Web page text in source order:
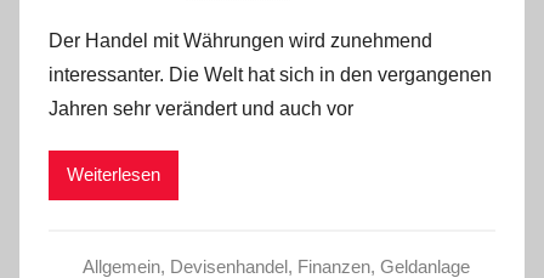
n
a
d
Der Handel mit Währungen wird zunehmend
interessanter. Die Welt hat sich in den vergangenen
Jahren sehr verändert und auch vor
Weiterlesen
Allgemein, Devisenhandel, Finanzen, Geldanlage